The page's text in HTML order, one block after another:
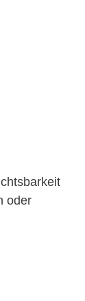
oder